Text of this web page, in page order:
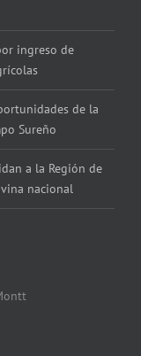
ingreso de
de la
Sureño
a la Región de
nacional